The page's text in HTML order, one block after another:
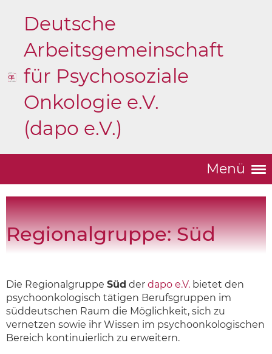
Deutsche
Arbeitsgemeinschaft
für Psychosoziale
Onkologie e.V.
(dapo e.V.)
Menü
Regionalgruppe: Süd
Die Regionalgruppe Süd der dapo e.V. bietet den
psychoonkologisch tätigen Berufsgruppen im
süddeutschen Raum die Möglichkeit, sich zu
vernetzen sowie ihr Wissen im psychoonkologischen
Bereich kontinuierlich zu erweitern.